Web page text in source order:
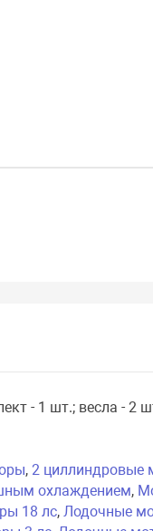
- 1 шт.; весла - 2
, 2 циллиндровые
охлаждением,
18 лс, Лодочные